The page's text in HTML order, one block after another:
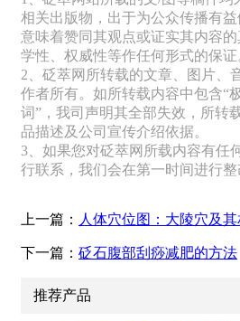
相关出版物，出于为公众传播有
意味着赞同其观点或证实其内容
学性、权威性等作任何形式的保证
2、砭萃网所转载的文章、图片、
作者所有。如所转载内容中包含“
词”，我司声明其全部失效，所转
品描述及公司宣传介绍依据。
3、如果您对砭萃网所载内容有任
行联系，我们会在第一时间进行整
上一篇： 人体穴位图：大陵穴及
下一篇： 砭石腹部刮痧减肥的方法
推荐产品